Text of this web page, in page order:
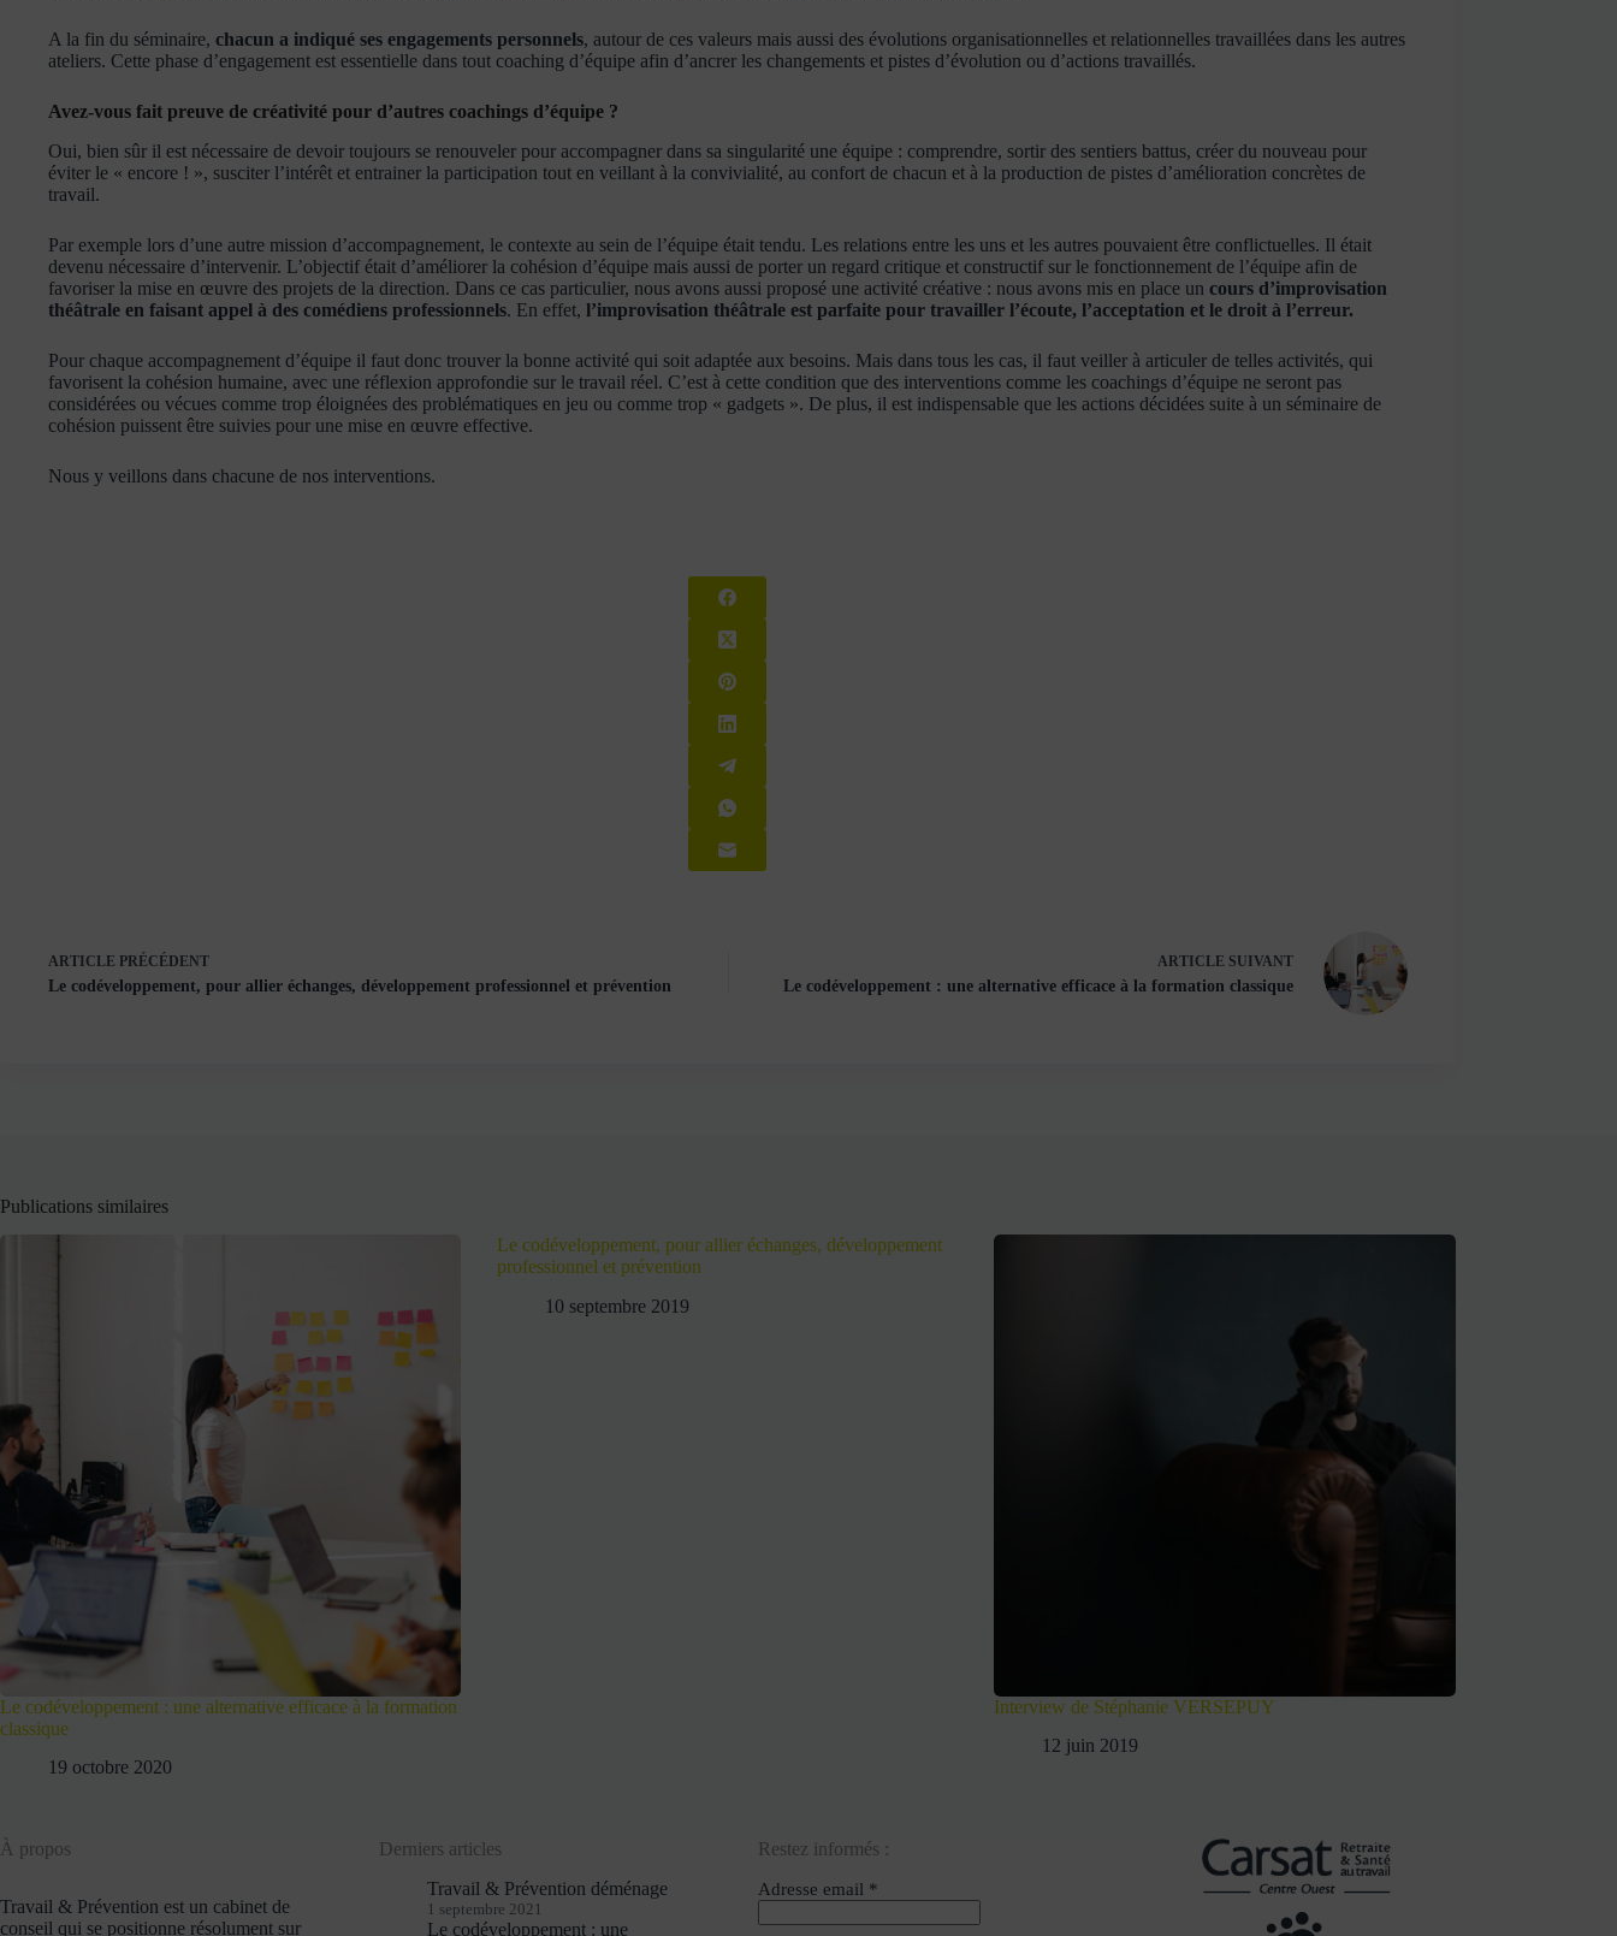
A la fin du séminaire, chacun a indiqué ses engagements personnels, autour de ces valeurs mais aussi des évolutions organisationnelles et relationnelles travaillées dans les autres
ateliers. Cette phase d’engagement est essentielle dans tout coaching d’équipe afin d’ancrer les changements et pistes d’évolution ou d’actions travaillés.
Avez-vous fait preuve de créativité pour d’autres coachings d’équipe ?
Oui, bien sûr il est nécessaire de devoir toujours se renouveler pour accompagner dans sa singularité une équipe : comprendre, sortir des sentiers battus, créer du nouveau pour
éviter le « encore ! », susciter l’intérêt et entrainer la participation tout en veillant à la convivialité, au confort de chacun et à la production de pistes d’amélioration concrètes de
travail.
Par exemple lors d’une autre mission d’accompagnement, le contexte au sein de l’équipe était tendu. Les relations entre les uns et les autres pouvaient être conflictuelles. Il était
devenu nécessaire d’intervenir. L’objectif était d’améliorer la cohésion d’équipe mais aussi de porter un regard critique et constructif sur le fonctionnement de l’équipe afin de
favoriser la mise en œuvre des projets de la direction. Dans ce cas particulier, nous avons aussi proposé une activité créative : nous avons mis en place un cours d’improvisation
théâtrale en faisant appel à des comédiens professionnels. En effet, l’improvisation théâtrale est parfaite pour travailler l’écoute, l’acceptation et le droit à l’erreur.
Pour chaque accompagnement d’équipe il faut donc trouver la bonne activité qui soit adaptée aux besoins. Mais dans tous les cas, il faut veiller à articuler de telles activités, qui
favorisent la cohésion humaine, avec une réflexion approfondie sur le travail réel. C’est à cette condition que des interventions comme les coachings d’équipe ne seront pas
considérées ou vécues comme trop éloignées des problématiques en jeu ou comme trop « gadgets ». De plus, il est indispensable que les actions décidées suite à un séminaire de
cohésion puissent être suivies pour une mise en œuvre effective.
Nous y veillons dans chacune de nos interventions.
ARTICLE PRÉCÉDENT
Le codéveloppement, pour allier échanges, développement professionnel et prévention
ARTICLE SUIVANT
Le codéveloppement : une alternative efficace à la formation classique
Publications similaires
Le codéveloppement : une alternative efficace à la formation
classique
19 octobre 2020
Le codéveloppement, pour allier échanges, développement
professionnel et prévention
10 septembre 2019
Interview de Stéphanie VERSEPUY
12 juin 2019
À propos
Travail & Prévention est un cabinet de
conseil qui se positionne résolument sur
Derniers articles
Travail & Prévention déménage
1 septembre 2021
Le codéveloppement : une
Restez informés :
Adresse email *